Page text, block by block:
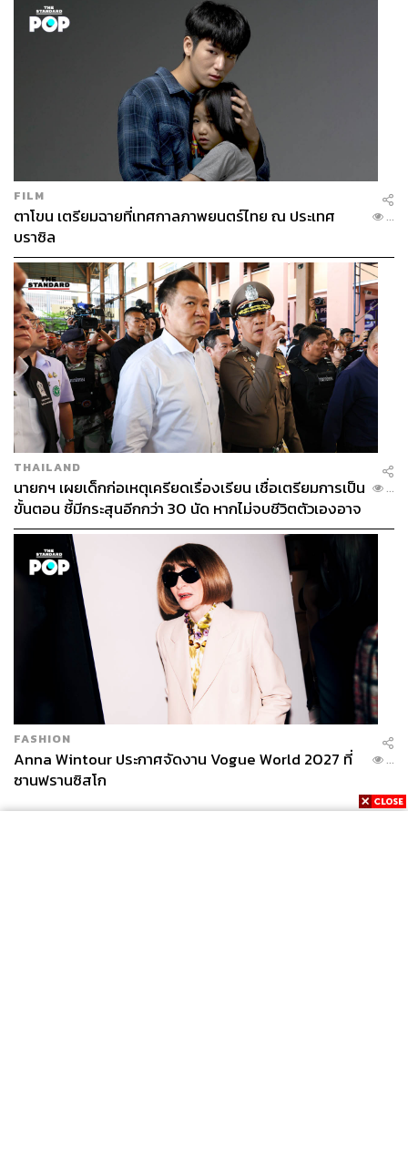
FILM
ตาโขน เตรียมฉายที่เทศกาลภาพยนตร์ไทย ณ ประเทศ
บราซิล
...
THAILAND
นายกฯ เผยเด็กก่อเหตุเครียดเรื่องเรียน เชื่อเตรียมการเป็น
ขั้นตอน ชี้มีกระสุนอีกกว่า 30 นัด หากไม่จบชีวิตตัวเองอาจ
สูญเสียเพิ่ม
...
FASHION
Anna Wintour ประกาศจัดงาน Vogue World 2027 ที่
ซานฟรานซิสโก
...